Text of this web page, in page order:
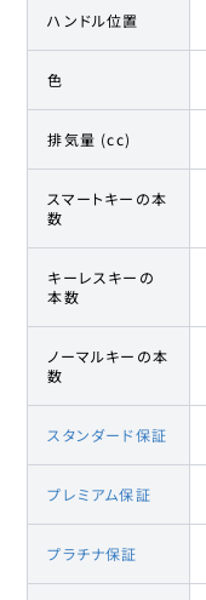
ハンドル位置
色
排気量 (cc)
スマートキーの本
数
キーレスキーの
本数
ノーマルキーの本
数
スタンダード保証
プレミアム保証
プラチナ保証